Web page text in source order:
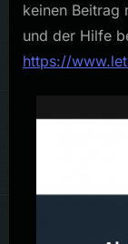
keinen Beitrag
und der Hilfe
https://